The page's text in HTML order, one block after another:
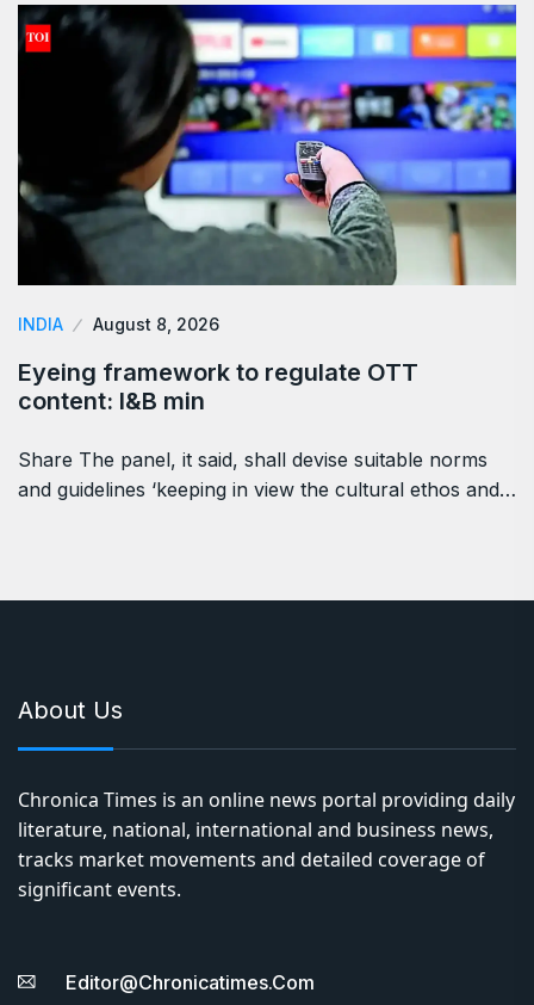
INDIA August 8, 2026
Eyeing framework to regulate OTT
content: I&B min
Share The panel, it said, shall devise suitable norms
and guidelines ‘keeping in view the cultural ethos and…
About Us
Chronica Times is an online news portal providing daily
literature, national, international and business news,
tracks market movements and detailed coverage of
significant events.
Editor@chronicatimes.com